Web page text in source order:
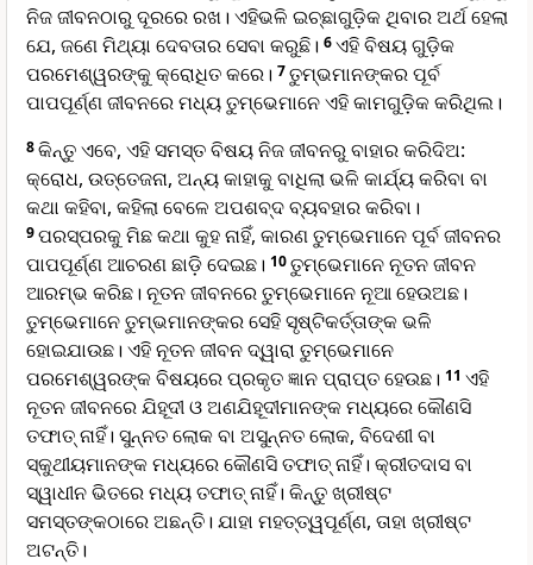
ନିଜ ଜୀବନଠାରୁ ଦୂରରେ ରଖ। ଏହିଭଳି ଇଚ୍ଛାଗୁଡ଼ିକ ଥିବାର ଅର୍ଥ ହେଲା
ଯେ, ଜଣେ ମିଥ୍ୟା ଦେବତାର ସେବା କରୁଛି। 6ଏହି ବିଷୟ ଗୁଡ଼ିକ
ପରମେଶ୍ୱରଙ୍କୁ କ୍ରୋଧିତ କରେ। 7ତୁମ୍ଭମାନଙ୍କର ପୂର୍ବ
ପାପପୂର୍ଣ୍ଣ ଜୀବନରେ ମଧ୍ୟ ତୁମ୍ଭେମାନେ ଏହି କାମଗୁଡ଼ିକ କରିଥିଲ।
8କିନ୍ତୁ ଏବେ, ଏହି ସମସ୍ତ ବିଷୟ ନିଜ ଜୀବନରୁ ବାହାର କରିଦିଅ:
କ୍ରୋଧ, ଉତ୍ତେଜନା, ଅନ୍ୟ କାହାକୁ ବାଧିଲା ଭଳି କାର୍ଯ୍ୟ କରିବା ବା
କଥା କହିବା, କହିଲା ବେଳେ ଅପଶବ୍ଦ ବ୍ୟବହାର କରିବା।
9ପରସ୍ପରକୁ ମିଛ କଥା କୁହ ନାହିଁ, କାରଣ ତୁମ୍ଭେମାନେ ପୂର୍ବ ଜୀବନର
ପାପପୂର୍ଣ୍ଣ ଆଚରଣ ଛାଡ଼ି ଦେଇଛ। 10ତୁମ୍ଭେମାନେ ନୂତନ ଜୀବନ
ଆରମ୍ଭ କରିଛ। ନୂତନ ଜୀବନରେ ତୁମ୍ଭେମାନେ ନୂଆ ହେଉଅଛ।
ତୁମ୍ଭେମାନେ ତୁମ୍ଭମାନଙ୍କର ସେହି ସୃଷ୍ଟିକର୍ତ୍ତାଙ୍କ ଭଳି
ହୋଇଯାଉଛ। ଏହି ନୂତନ ଜୀବନ ଦ୍ୱାରା ତୁମ୍ଭେମାନେ
ପରମେଶ୍ୱରଙ୍କ ବିଷୟରେ ପ୍ରକୃତ ଜ୍ଞାନ ପ୍ରାପ୍ତ ହେଉଛ। 11 ଏହି
ନୂତନ ଜୀବନରେ ଯିହୂଦୀ ଓ ଅଣଯିହୂଦୀମାନଙ୍କ ମଧ୍ୟରେ କୌଣସି
ତଫାତ୍ ନାହିଁ। ସୁନ୍ନତ ଲୋକ ବା ଅସୁନ୍ନତ ଲୋକ, ବିଦେଶୀ ବା
ସ୍କୁଥୀୟମାନଙ୍କ ମଧ୍ୟରେ କୌଣସି ତଫାତ୍ ନାହିଁ। କ୍ରୀତଦାସ ବା
ସ୍ୱାଧୀନ ଭିତରେ ମଧ୍ୟ ତଫାତ୍ ନାହିଁ। କିନ୍ତୁ ଖ୍ରୀଷ୍ଟ
ସମସ୍ତଙ୍କଠାରେ ଅଛନ୍ତି। ଯାହା ମହତ୍ତ୍ୱପୂର୍ଣ୍ଣ, ତାହା ଖ୍ରୀଷ୍ଟ
ଅଟନ୍ତି।